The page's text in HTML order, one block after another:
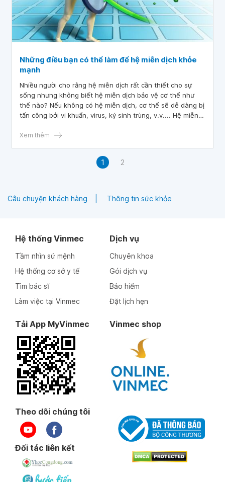
Những điều bạn có thể làm để hệ miễn dịch khỏe
mạnh
Nhiều người cho rằng hệ miễn dịch rất cần thiết cho sự
sống nhưng không biết hệ miễn dịch bảo vệ cơ thể như
thế nào? Nếu không có hệ miễn dịch, cơ thể sẽ dễ dàng bị
tấn công bởi vi khuẩn, virus, ký sinh trùng, v.v.... Hệ miễn
bệnh. Hệ miễn dịch có ở khắp cơ thể và liên quan đến
Xem thêm
1 2
Câu chuyện khách hàng Thông tin sức khỏe
Hệ thống Vinmec
Tầm nhìn sứ mệnh
Hệ thống cơ sở y tế
Tìm bác sĩ
Làm việc tại Vinmec
Dịch vụ
Chuyên khoa
Gói dịch vụ
Bảo hiểm
Đặt lịch hẹn
Tải App MyVinmec Vinmec shop
Theo dõi chúng tôi
Đối tác liên kết